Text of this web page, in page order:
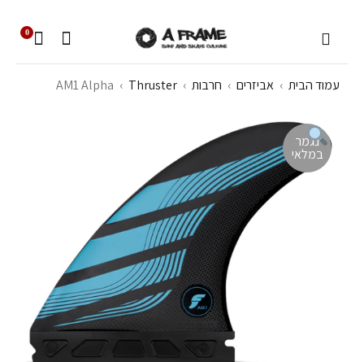
0
עמוד הבית › אביזרים › חרבות ›
Thruster
›
AM1 Alpha
נגמר
במלאי